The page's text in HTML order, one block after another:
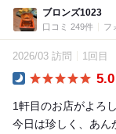
ブロンズ1023
口コミ 249件 フ
2026/03 訪問 1回目
5.0
1軒目のお店がよろ
今日は珍しく、あん